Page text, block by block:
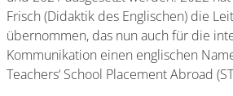
Frisch (Didaktik des Englischen) die
übernommen, das nun auch für die
Kommunikation einen englischen
Teachers‘ School Placement Abroad